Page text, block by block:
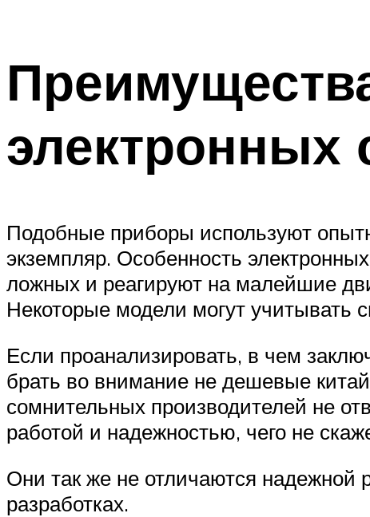
электронных
Подобные приборы используют
экземпляр. Особенность
ложных и реагируют на малейшие
Некоторые модели могут учитывать
Если проанализировать, в чем
брать во внимание не дешевые
сомнительных производителей не
работой и надежностью, чего не
Они так же не отличаются
разработках.